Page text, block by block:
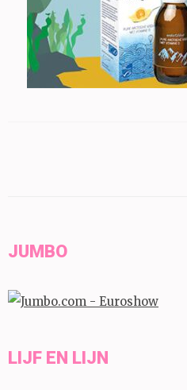
JUMBO
LIJF EN LIJN